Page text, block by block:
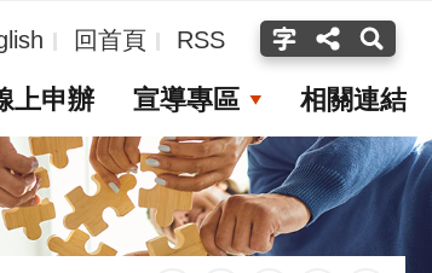
回首頁 RSS
上申辦 宣導專區 相關連結